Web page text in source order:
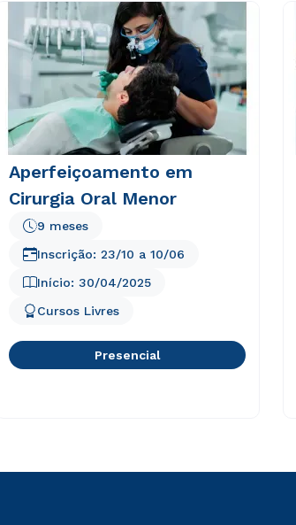
Aperfeiçoamento em
Cirurgia Oral Menor
Início: 30/04/2025
9 meses
Cursos Livres
Inscrição: 23/10 a 10/06
Presencial
de Privacidade.
e
utilizados para o
de Privacidade.
e
utilizados para o
do Sul.